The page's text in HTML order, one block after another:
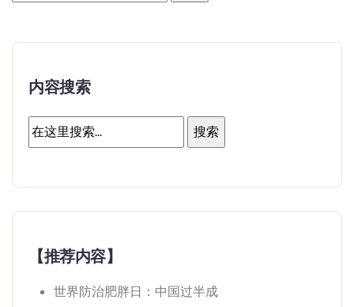
内容搜索
【推荐内容】
世界防治肥胖日：中国过半成